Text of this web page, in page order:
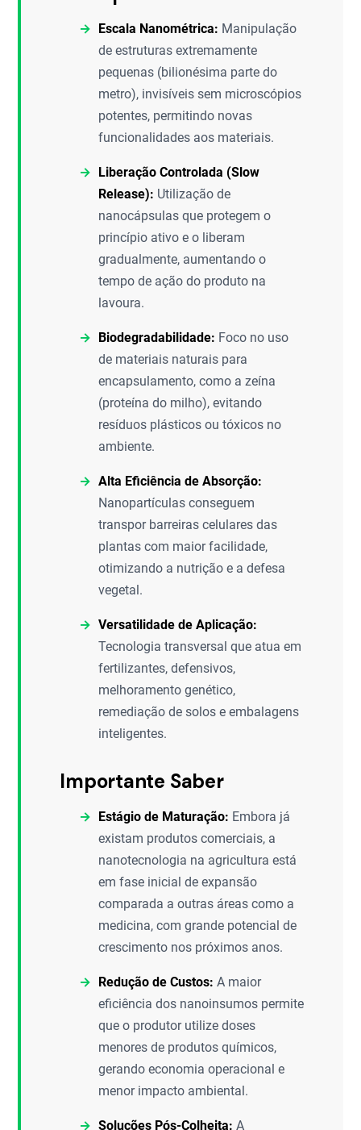
Escala Nanométrica: Manipulação
de estruturas extremamente
pequenas (bilionésima parte do
metro), invisíveis sem microscópios
potentes, permitindo novas
funcionalidades aos materiais.
Liberação Controlada (Slow
Release): Utilização de
nanocápsulas que protegem o
princípio ativo e o liberam
gradualmente, aumentando o
tempo de ação do produto na
lavoura.
Biodegradabilidade: Foco no uso
de materiais naturais para
encapsulamento, como a zeína
(proteína do milho), evitando
resíduos plásticos ou tóxicos no
ambiente.
Alta Eficiência de Absorção:
Nanopartículas conseguem
transpor barreiras celulares das
plantas com maior facilidade,
otimizando a nutrição e a defesa
vegetal.
Versatilidade de Aplicação:
Tecnologia transversal que atua em
fertilizantes, defensivos,
melhoramento genético,
remediação de solos e embalagens
inteligentes.
Importante Saber
Estágio de Maturação: Embora já
existam produtos comerciais, a
nanotecnologia na agricultura está
em fase inicial de expansão
comparada a outras áreas como a
medicina, com grande potencial de
crescimento nos próximos anos.
Redução de Custos: A maior
eficiência dos nanoinsumos permite
que o produtor utilize doses
menores de produtos químicos,
gerando economia operacional e
menor impacto ambiental.
Soluções Pós-Colheita: A